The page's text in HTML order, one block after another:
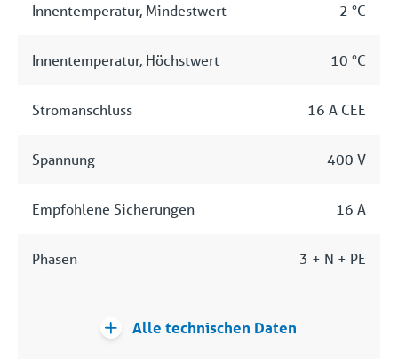
Innentemperatur, Mindestwert -2 °C
Innentemperatur, Höchstwert 10 °C
Stromanschluss 16 A CEE
Spannung 400 V
Empfohlene Sicherungen 16 A
Phasen 3 + N + PE
Alle technischen Daten